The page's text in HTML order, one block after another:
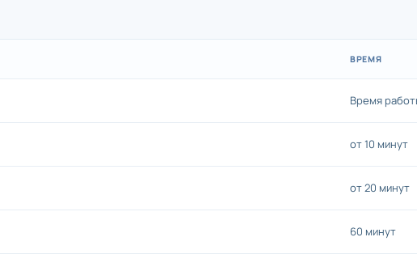
ВРЕМЯ
Время
от 10 минут
от 20 минут
60 минут